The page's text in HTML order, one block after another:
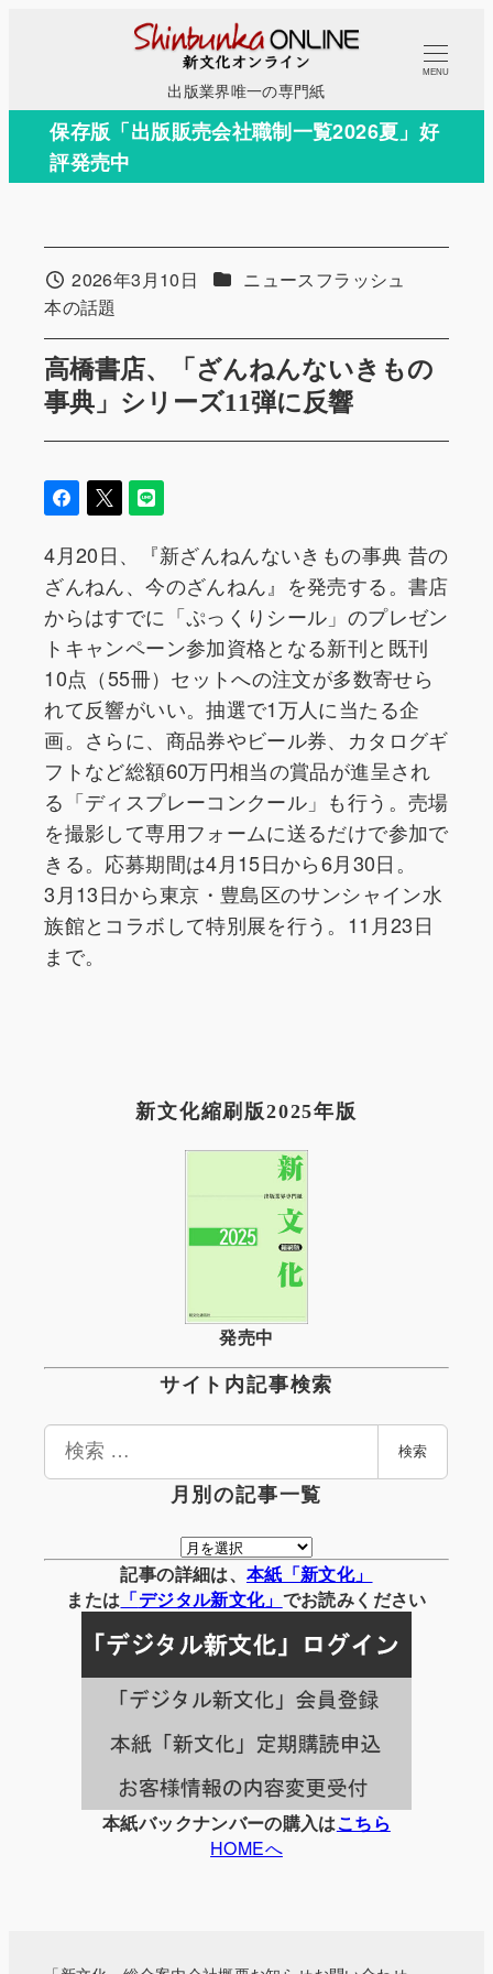
コ
テ
出版業界唯一の専門紙
MENU
保存版「出版販売会社職制一覧2026夏」好
評発売中
高橋書店、「ざんねんないきもの
事典」シリーズ11弾に反響
投稿日2026年3月10日 カテゴリー
ニュースフラッシュ
カテゴリー
本の話題
4月20日、『新ざんねんないきもの事典 昔の
ざんねん、今のざんねん』を発売する。書店
からはすでに「ぷっくりシール」のプレゼン
トキャンペーン参加資格となる新刊と既刊
10点（55冊）セットへの注文が多数寄せら
れて反響がいい。抽選で1万人に当たる企
画。さらに、商品券やビール券、カタログギ
フトなど総額60万円相当の賞品が進呈され
る「ディスプレーコンクール」も行う。売場
を撮影して専用フォームに送るだけで参加で
きる。応募期間は4月15日から6月30日。
3月13日から東京・豊島区のサンシャイン水
族館とコラボして特別展を行う。11月23日
まで。
新文化縮刷版2025年版
発売中
サイト内記事検索
検
検索
月別の記事一覧
月
別
の
事
一
覧
記事の詳細は、 本紙「新文化」
または 「デジタル新文化」 でお読みください
本紙バックナンバーの購入はこちら
HOMEへ